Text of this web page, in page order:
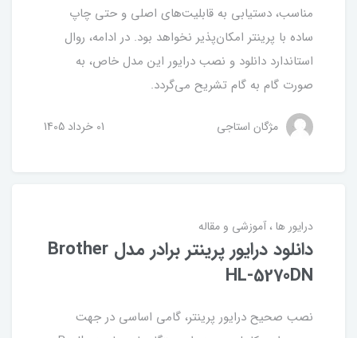
مناسب، دستیابی به قابلیت‌های اصلی و حتی چاپ
ساده با پرینتر امکان‌پذیر نخواهد بود. در ادامه، روال
استاندارد دانلود و نصب درایور این مدل خاص، به
صورت گام به گام تشریح می‌گردد.
مژگان استاجی 01 خرداد 1405
درایور ها آموزشی و مقاله
دانلود درایور پرینتر برادر مدل Brother
HL-5270DN
نصب صحیح درایور پرینتر، گامی اساسی در جهت